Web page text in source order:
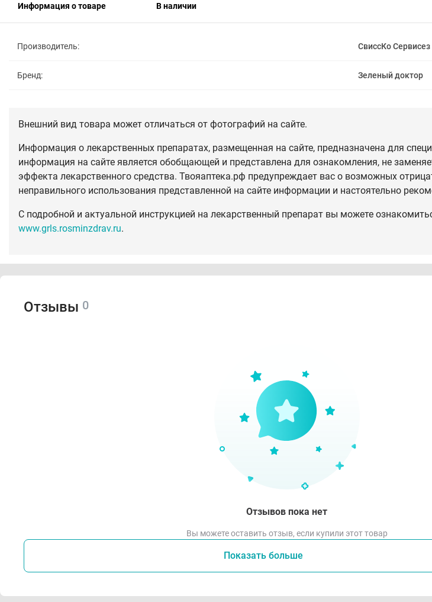
Информация о товаре В наличии
Производитель: СвиссКо Сервисез
Бренд: Зеленый доктор
Внешний вид товара может отличаться от фотографий на сайте.
Информация о лекарственных препаратах, размещенная на сайте, предназначена для
информация на сайте является обобщающей и представлена для ознакомления, не
эффекта лекарственного средства. Твояаптека.рф предупреждает вас о возможных
неправильного использования представленной на сайте информации и настоятельно
С подробной и актуальной инструкцией на лекарственный препарат вы можете
www.grls.rosminzdrav.ru.
Отзывы 0
Отзывов пока нет
Вы можете оставить отзыв, если купили этот товар
Показать больше